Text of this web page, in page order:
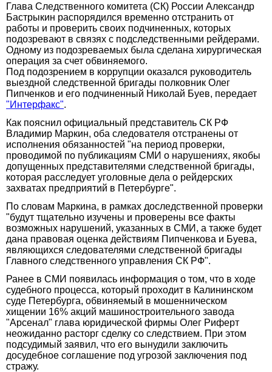
Глава Следственного комитета (СК) России Александр
Бастрыкин распорядился временно отстранить от
работы и проверить своих подчиненных, которых
подозревают в связях с подследственными рейдерами.
Одному из подозреваемых была сделана хирургическая
операция за счет обвиняемого.
Под подозрением в коррупции оказался руководитель
выездной следственной бригады полковник Олег
Пипченков и его подчиненный Николай Буев, передает
"Интерфакс".
Как пояснил официальный представитель СК РФ
Владимир Маркин, оба следователя отстранены от
исполнения обязанностей "на период проверки,
проводимой по публикациям СМИ о нарушениях, якобы
допущенных представителями следственной бригады,
которая расследует уголовные дела о рейдерских
захватах предприятий в Петербурге".
По словам Маркина, в рамках доследственной проверки
"будут тщательно изучены и проверены все факты
возможных нарушений, указанных в СМИ, а также будет
дана правовая оценка действиям Пипченкова и Буева,
являющихся следователями следственной бригады
Главного следственного управления СК РФ".
Ранее в СМИ появилась информация о том, что в ходе
судебного процесса, который проходит в Калининском
суде Петербурга, обвиняемый в мошенническом
хищении 16% акций машиностроительного завода
"Арсенал" глава юридической фирмы Олег Риферт
неожиданно расторг сделку со следствием. При этом
подсудимый заявил, что его вынудили заключить
досудебное соглашение под угрозой заключения под
стражу.